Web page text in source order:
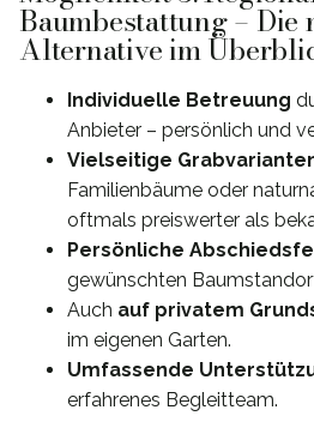
Baumbestattung –
Alternative im
Individuelle Betreuung
Anbieter – persönlich und
Vielseitige
Familienbäume oder
oftmals preiswerter als
Persönliche
gewünschten
Auch auf privatem
im eigenen Garten.
Umfassende
erfahrenes Begleitteam.